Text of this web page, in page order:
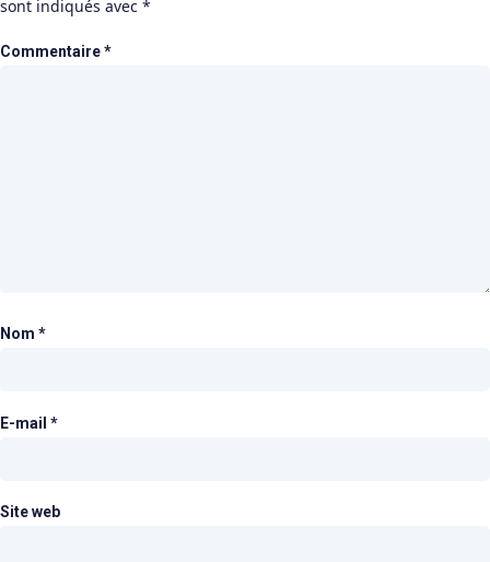
sont indiqués avec *
Commentaire*
Nom *
E-mail *
Site web